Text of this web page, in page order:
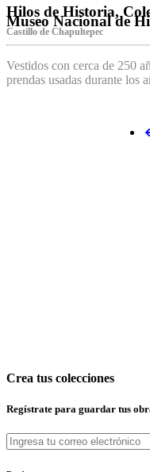
Hilos de Historia,
Museo Nacional de
Castillo de Chapultepec
Vestidos con cerca de 250
prendas usadas durante los
Crea tus colecciones
Regístrate para guardar tus